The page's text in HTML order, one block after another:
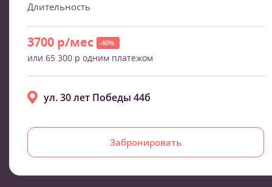
Длительность
3700 р/мес -40%
или 65 300 р одним платежом
Забронировать
ул. 30 лет Победы 44б